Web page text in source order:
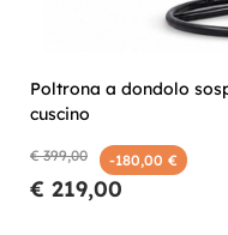
Poltrona a dondolo
cuscino
€ 399,00 -180,00 €
€ 219,00